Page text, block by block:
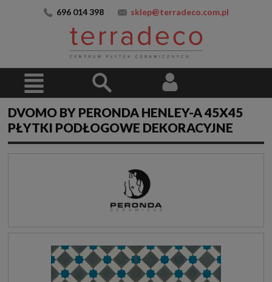
696 014 398 sklep@terradeco.com.pl
DVOMO BY PERONDA HENLEY-A 45X45
PŁYTKI PODŁOGOWE DEKORACYJNE